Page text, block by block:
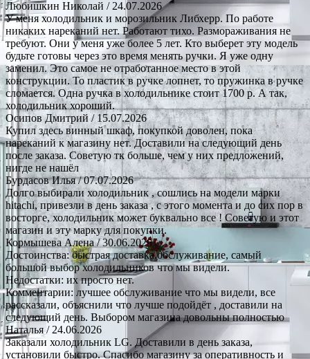
Любишкин Николай / 24.07.2026
У меня холодильник и морозильник Либхерр. По работе
никаких нареканий нет. Работают тихо. Размораживания не
требуют. Они у меня уже более 5 лет. Кто выберет эту модель
будьте готовы через это время менять ручки. Я уже одну
заменил. Это самое не отработанное место в этой
конструкции. То пластик в ручке лопнет, то пружинка в ручке
сломается. Одна ручка в холодильнике стоит 1700 р. А так,
холодильник хороший.
Осипов Дмитрий/ 15.07.2026
Купил здесь винный шкаф, покупкой доволен, пока
нареканий к магазину нет. Доставили на следующий день
после заказа. Советую тк больше, чем у них предложений,
нигде не нашёл
Бурдасов Илья/ 07.07.2026
Долго выбирали холодильник , сошлись на модели марки
hitachi, привезли в день заказа , с этого момента и до сих пор в
восторге, холодильник может буквально все ! Советую и этот
магазин и эту марку для покупки.
Кормышева Алена/ 30.06.2026
Достоинства: быстрая доставка.обслуживание, самый
большой выбор холодильников что мы видели.
Недостатки: их просто нет.
Комментарии: лучшее обслуживание что мы видели, все
рассказали, объяснили что лучше подойдёт , доставили на
следующий день. Выбором магазина довольны полностью
Наталья/ 24.06.2026
Заказали холодильник LG. Доставили в день заказа,
установили быстро. Спасибо магазину за оперативность и